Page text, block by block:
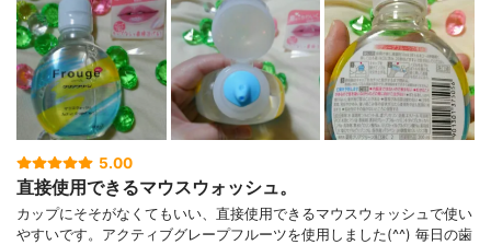
5.00
直接使用できるマウスウォッシュ。
カップにそそがなくてもいい、直接使用できるマウスウォッシュで使い
やすいです。アクティブグレープフルーツを使用しました(^^) 毎日の歯